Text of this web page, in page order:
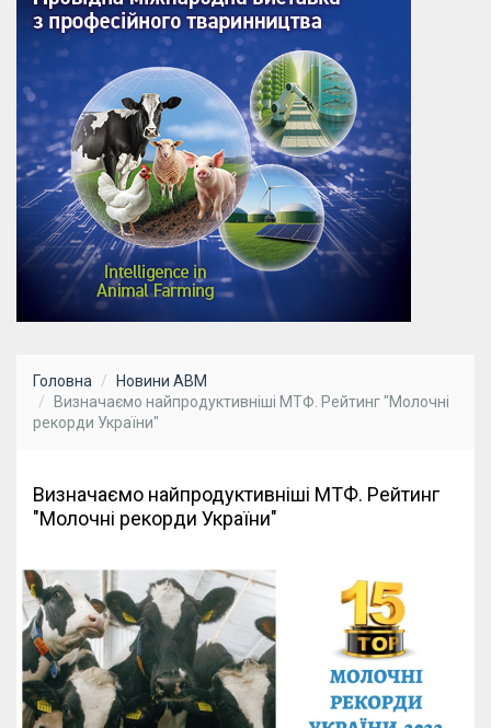
Головна
Новини АВМ
Визначаємо найпродуктивніші МТФ. Рейтинг "Молочні
рекорди України"
Визначаємо найпродуктивніші МТФ. Рейтинг
"Молочні рекорди України"